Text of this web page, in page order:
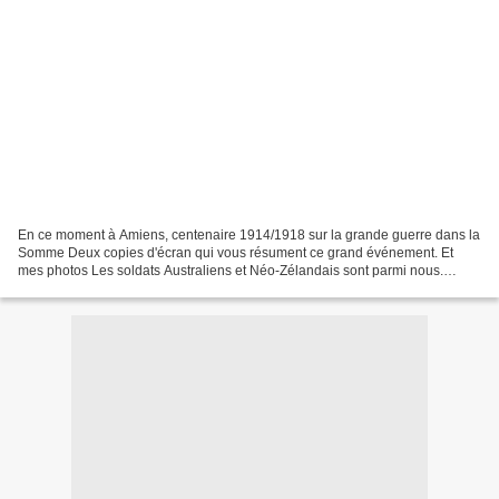
En ce moment à Amiens, centenaire 1914/1918 sur la grande guerre dans la
Somme Deux copies d'écran qui vous résument ce grand événement. Et
mes photos Les soldats Australiens et Néo-Zélandais sont parmi nous.